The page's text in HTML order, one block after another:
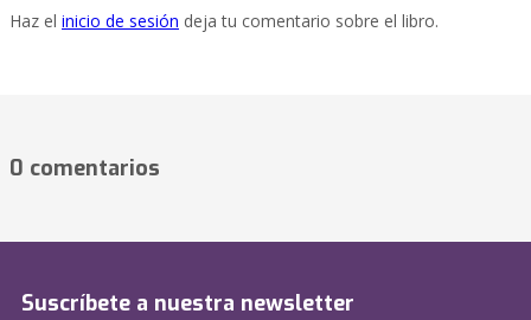
Haz el inicio de sesión deja tu comentario sobre el libro.
0 comentarios
Suscríbete a nuestra newsletter